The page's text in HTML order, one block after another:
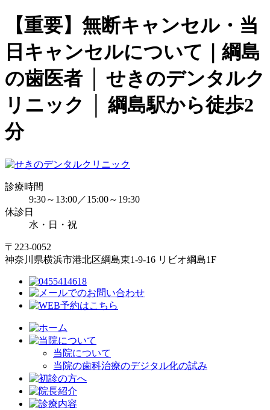
【重要】無断キャンセル・当
日キャンセルについて｜綱島
の歯医者 │ せきのデンタルク
リニック │ 綱島駅から徒歩2
分
診療時間
9:30～13:00／15:00～19:30
休診日
水・日・祝
〒223-0052
神奈川県横浜市港北区綱島東1-9-16 リビオ綱島1F
当院について
当院の歯科治療のデジタル化の試み